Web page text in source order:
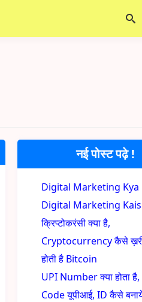
नई पोस्ट पढ़े !
Digital Marketing Kya
Digital Marketing
क्रिप्टोकरंसी क्या है,
Cryptocurrency कैसे
होती है Bitcoin
UPI Number क्या होता
Code यूपीआई, ID कैसे